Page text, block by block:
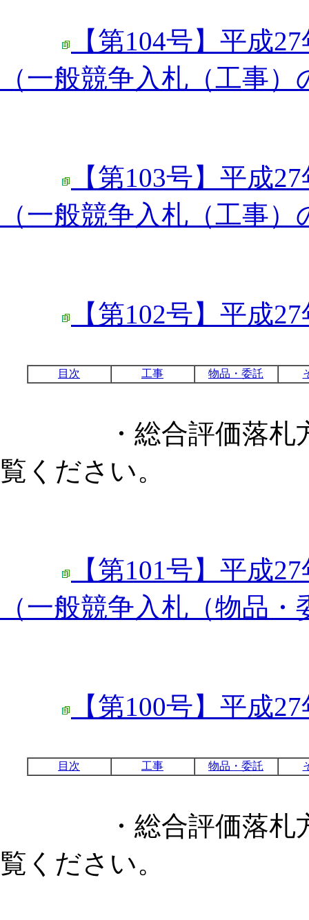
【第104号】平成
（一般競争入札（工事）
【第103号】平成
（一般競争入札（工事）
【第102号】平成
目次 工事 物品・委託
・総合評価落札方
覧ください。
【第101号】平成
（一般競争入札（物品
【第100号】平成
目次 工事 物品・委託
・総合評価落札方
覧ください。